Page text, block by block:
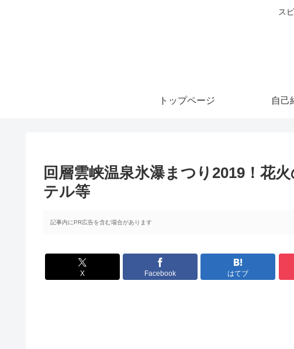
ス
トップページ 自己
回層雲峡温泉氷瀑まつり2019！花
テル等
記事内にPR広告を含む場合があります
X Facebook はてブ